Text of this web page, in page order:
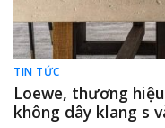
TIN TỨC
Loewe, thương
không dây klang s